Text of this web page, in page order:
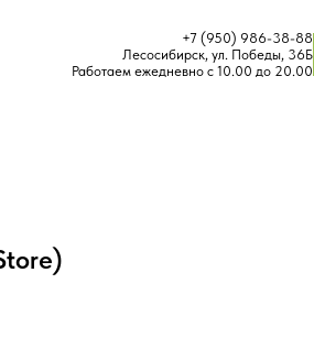
+7 (950) 986-38-88
Лесосибирск, ул. Победы, 36Б
Работаем ежедневно с 10.00 до 20.00